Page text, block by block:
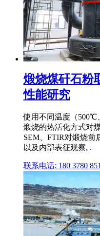
煅烧煤矸石粉
性能研究
使用不同温度（
煅烧的热活化方式对
SEM、FTIR对煅烧前
以及内部表征观察, .
联系电话: 180 3780